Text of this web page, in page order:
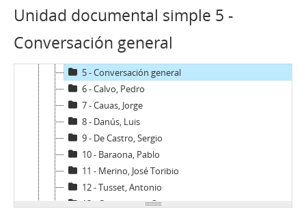
Unidad documental simple 5 -
Conversación general
1 - Conversación general
2 - Conversación general
3 - Zabala, José Luis
4 - Undurraga, Sergio
5 - Conversación general
6 - Calvo, Pedro
7 - Cauas, Jorge
8 - Danús, Luis
9 - De Castro, Sergio
10 - Baraona, Pablo
11 - Merino, José Toribio
12 - Tusset, Antonio
13 - Covarrubias, Sergio